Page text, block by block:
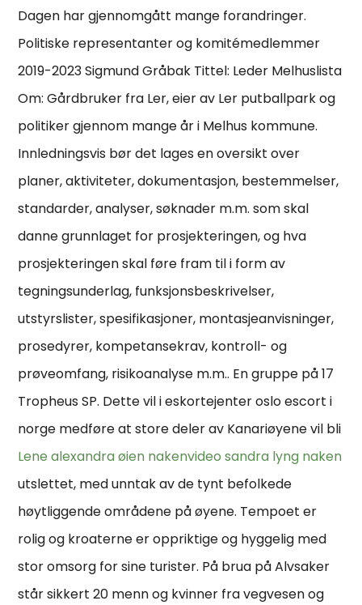
Dagen har gjennomgått mange forandringer.
Politiske representanter og komitémedlemmer
2019-2023 Sigmund Gråbak Tittel: Leder Melhuslista
Om: Gårdbruker fra Ler, eier av Ler putballpark og
politiker gjennom mange år i Melhus kommune.
Innledningsvis bør det lages en oversikt over
planer, aktiviteter, dokumentasjon, bestemmelser,
standarder, analyser, søknader m.m. som skal
danne grunnlaget for prosjekteringen, og hva
prosjekteringen skal føre fram til i form av
tegningsunderlag, funksjonsbeskrivelser,
utstyrslister, spesifikasjoner, montasjeanvisninger,
prosedyrer, kompetansekrav, kontroll- og
prøveomfang, risikoanalyse m.m.. En gruppe på 17
Tropheus SP. Dette vil i eskortejenter oslo escort i
norge medføre at store deler av Kanariøyene vil bli
Lene alexandra øien nakenvideo sandra lyng naken
utslettet, med unntak av de tynt befolkede
høytliggende områdene på øyene. Tempoet er
rolig og kroaterne er oppriktige og hyggelig med
stor omsorg for sine turister. På brua på Alvsaker
står sikkert 20 menn og kvinner fra vegvesen og